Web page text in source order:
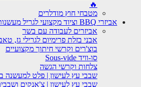
מטבחי חוץ מודלרים
אביזרי BBQ וציוד מקצועי לגריל מעשנות טאבון וטיפול בבשר
אביזרים לעבודה עם בשר
אבני בזלת פרימיום לגרילי גז,
בוצ'רים וקרשי חיתוך מקצועיים
סו-וויד Sous-vide
צלחות וקרשי הגשה
שבבי עץ לעישון | פלט למעשנה
שבבי עץ לעישון | צ'אנקים ושבבים